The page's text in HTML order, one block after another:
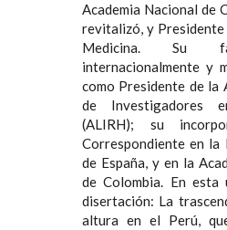
Academia Nacional de
revitalizó, y Presidente
Medicina. Su
internacionalmente y
como Presidente de la
de Investigadores
(ALIRH); su
Correspondiente en la
de España, y en la
de Colombia. En
disertación: La
altura en el Perú,